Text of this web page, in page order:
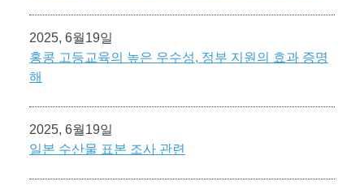
2025, 6월19일
홍콩 고등교육의 높은 우수성, 정부 지원의 효과 증명
해
2025, 6월19일
일본 수산물 표본 조사 관련